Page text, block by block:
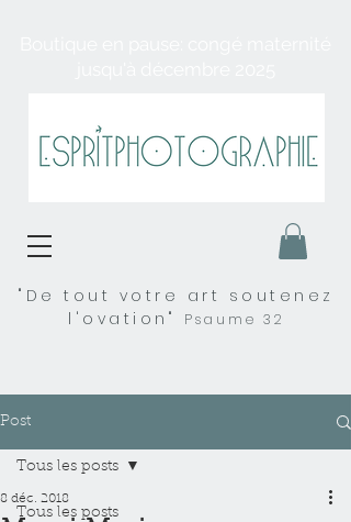
"De tout votre art soutenez
l'ovation"
Psaume 32
Post
Tous les posts
Tous les posts
8 déc. 2018